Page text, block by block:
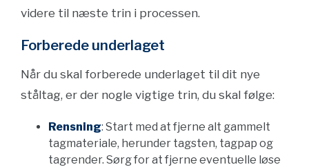
videre til næste trin i processen.
Forberede underlaget
Når du skal forberede underlaget til dit nye
ståltag, er der nogle vigtige trin, du skal følge:
Rensning: Start med at fjerne alt gammelt
tagmateriale, herunder tagsten, tagpap og
tagrender. Sørg for at fjerne eventuelle løse